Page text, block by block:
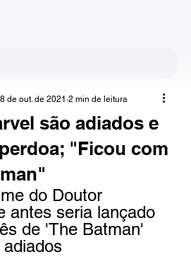
são adiados e
"Ficou com
de out. de 2021 2 min de leitura
do Doutor
antes seria lançado
de 'The Batman'